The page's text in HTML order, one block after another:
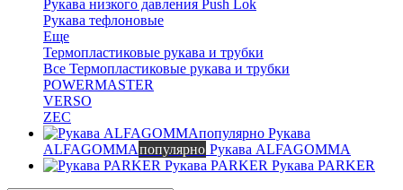
Рукава низкого давления Push Lok
Рукава тефлоновые
Еще
Термопластиковые рукава и трубки
Все Термопластиковые рукава и трубки
POWERMASTER
VERSO
ZEC
Рукава
ALFAGOMMAпопулярно Рукава ALFAGOMMA
Рукава PARKER Рукава PARKER